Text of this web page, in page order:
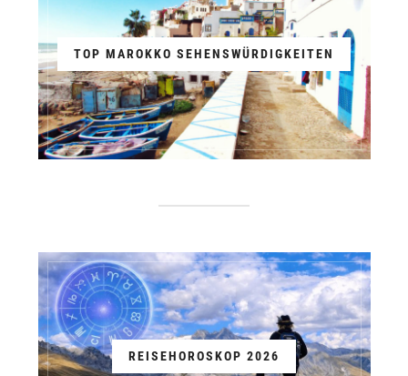
TOP MAROKKO SEHENSWÜRDIGKEITEN
REISEHOROSKOP 2026